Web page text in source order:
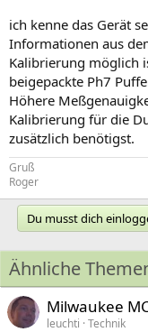
ich kenne das Gerät
Informationen aus
Kalibrierung möglich
beigepackte Ph7
Höhere
Kalibrierung für die
zusätzlich benötigst.
Gruß
Roger
Du musst dich
Ähnliche
Milwaukee
leuchti Technik